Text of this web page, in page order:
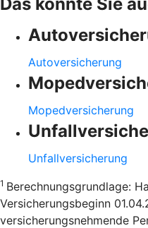
Autoversicherung
Mopedversicherung
Unfallversicherung
1 Berechnungsgrundlage:
Versicherungsbeginn
versicherungsnehmende